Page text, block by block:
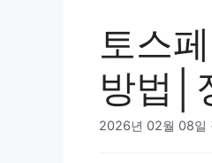
토스
방법│
2026년 02월 08일